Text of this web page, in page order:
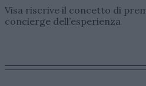
Visa riscrive il concetto di
concierge dell’esperienza